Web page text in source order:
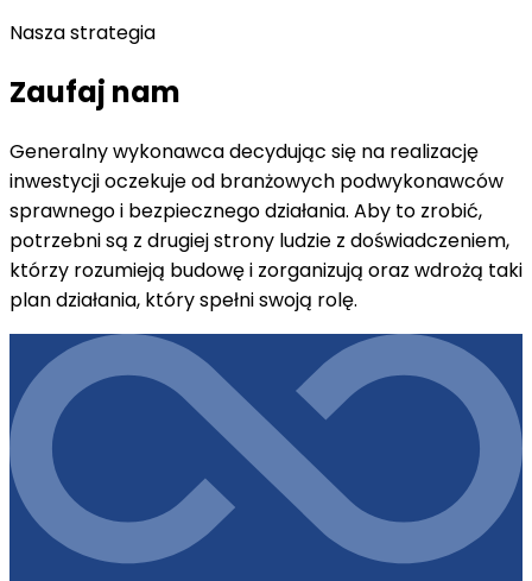
Nasza strategia
Zaufaj nam
Generalny wykonawca decydując się na realizację
inwestycji oczekuje od branżowych podwykonawców
sprawnego i bezpiecznego działania. Aby to zrobić,
potrzebni są z drugiej strony ludzie z doświadczeniem,
którzy rozumieją budowę i zorganizują oraz wdrożą taki
plan działania, który spełni swoją rolę.